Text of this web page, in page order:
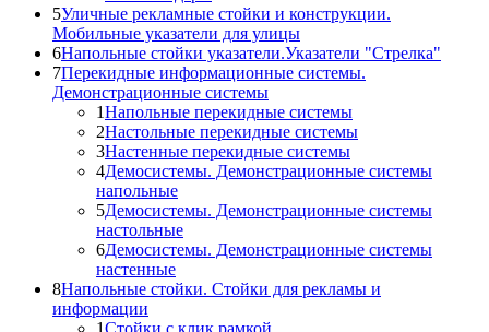
5Уличные рекламные стойки и конструкции.
Мобильные указатели для улицы
6Напольные стойки указатели.Указатели "Стрелка"
7Перекидные информационные системы.
Демонстрационные системы
1Напольные перекидные системы
2Настольные перекидные системы
3Настенные перекидные системы
4Демосистемы. Демонстрационные системы
напольные
5Демосистемы. Демонстрационные системы
настольные
6Демосистемы. Демонстрационные системы
настенные
8Напольные стойки. Стойки для рекламы и
информации
1Стойки с клик рамкой